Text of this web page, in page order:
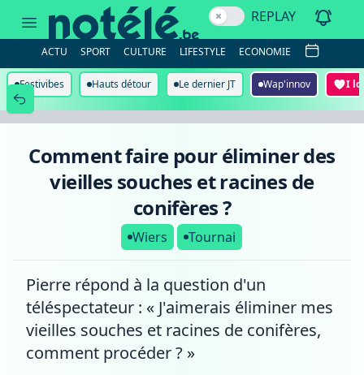
vieilles
souches
racines
de
REPLAY
ACTU SPORT CULTURE LIFESTYLE ECONOMIE
Festivibes Hauts détour Le dernier JT Wap'innov I
Comment faire pour éliminer des
vieilles souches et racines de
conifères ?
Wiers Tournai
Pierre répond à la question d'un
téléspectateur : « J'aimerais éliminer mes
vieilles souches et racines de conifères,
comment procéder ? »